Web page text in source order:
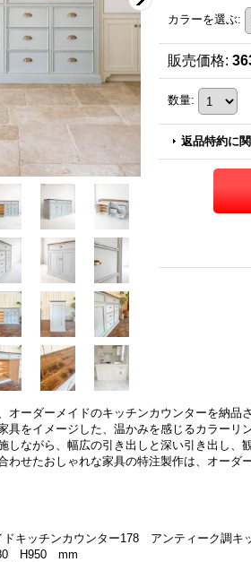
カラーを選ぶ:
販売価格:
数量:
返品特約に
オーダーメイドのキッチンカウンターを納品
具をイメージした、温かみを感じるカラーリ
しながら、幅広の引き出しと深い引き出し、
わせたおしゃれな家具の特注製作は、オーダ
ドキッチンカウンター178 アンティーク調
H950 mm